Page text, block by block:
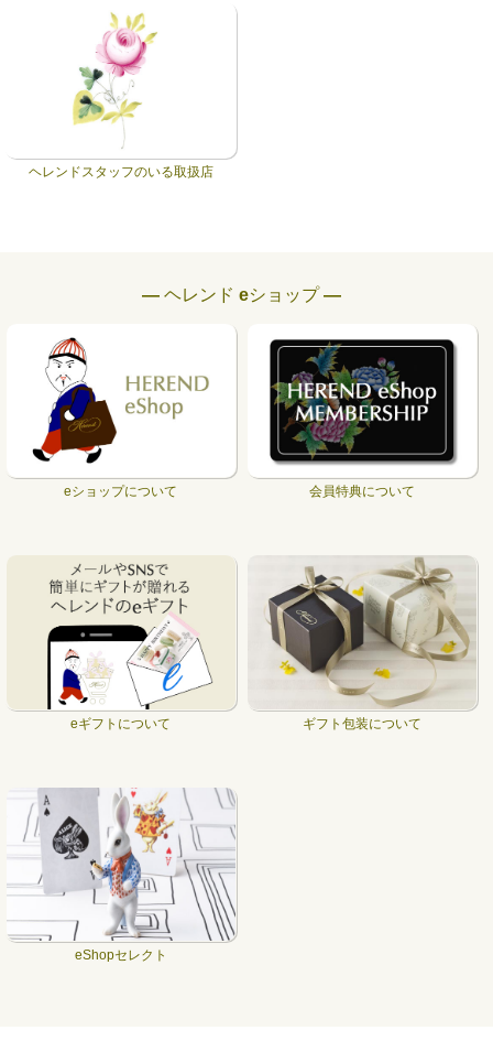
ヘレンドスタッフのいる取扱店
― ヘレンド eショップ ―
eショップについて 会員特典について
eギフトについて ギフト包装について
eShopセレクト